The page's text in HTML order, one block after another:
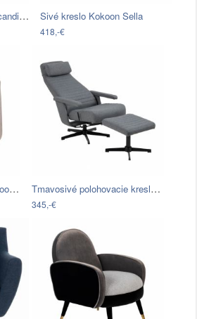
Antracitovosivé kreslo Scandic Diva Sivé kreslo Kokoon Sella
418,-€
Béžové zamatové kreslo Kooko Home Glam Tmavosivé polohovacie kreslo s…
345,-€